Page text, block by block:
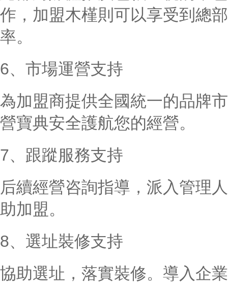
作，加盟木槿則可以享受到總
率。
6、市場運營支持
為加盟商提供全國統一的品牌
營寶典安全護航您的經營。
7、跟蹤服務支持
后續經營咨詢指導，派入管理
助加盟。
8、選址裝修支持
協助選址，落實裝修。導入企